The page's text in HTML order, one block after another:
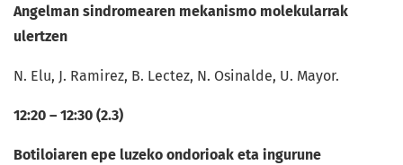
Angelman sindromearen mekanismo molekularrak
ulertzen
N. Elu, J. Ramirez, B. Lectez, N. Osinalde, U. Mayor.
12:20 – 12:30 (2.3)
Botiloiaren epe luzeko ondorioak eta ingurune